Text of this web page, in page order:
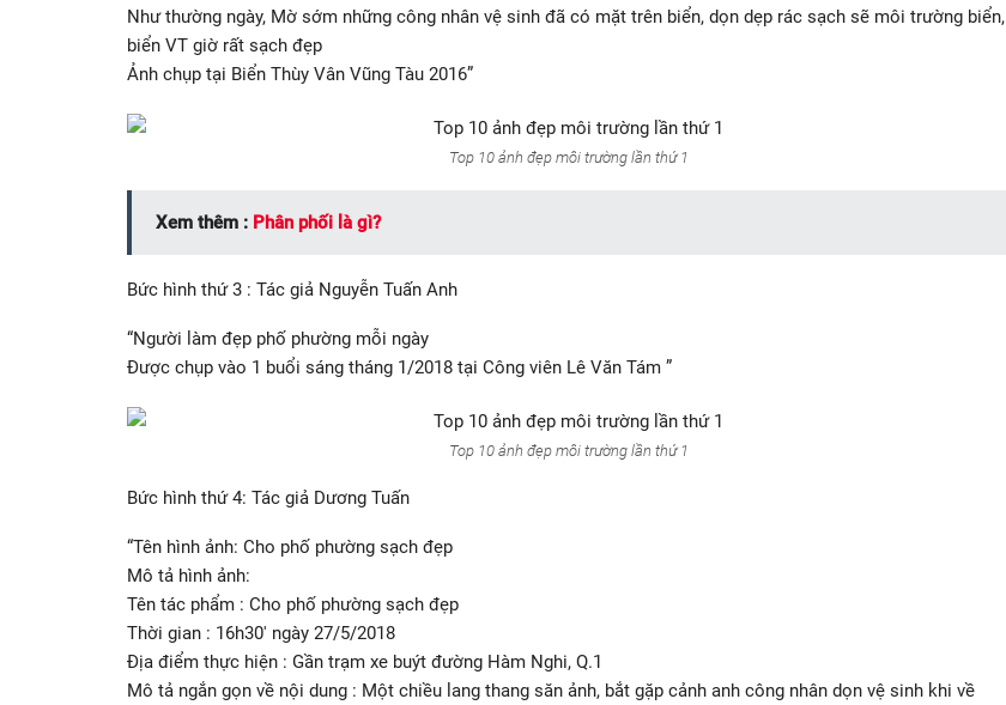
Như thường ngày, Mờ sớm những công nhân vệ sinh đã có mặt trên biển, dọn dẹp rác sạch sẽ môi trường biển,
biển VT giờ rất sạch đẹp
Ảnh chụp tại Biển Thùy Vân Vũng Tàu 2016”
Top 10 ảnh đẹp môi trường lần thứ 1
Xem thêm : Phân phối là gì?
Bức hình thứ 3 : Tác giả Nguyễn Tuấn Anh
“Người làm đẹp phố phường mỗi ngày
Được chụp vào 1 buổi sáng tháng 1/2018 tại Công viên Lê Văn Tám ”
Top 10 ảnh đẹp môi trường lần thứ 1
Bức hình thứ 4: Tác giả Dương Tuấn
“Tên hình ảnh: Cho phố phường sạch đẹp
Mô tả hình ảnh:
Tên tác phẩm : Cho phố phường sạch đẹp
Thời gian : 16h30′ ngày 27/5/2018
Địa điểm thực hiện : Gần trạm xe buýt đường Hàm Nghi, Q.1
Mô tả ngắn gọn về nội dung : Một chiều lang thang săn ảnh, bắt gặp cảnh anh công nhân dọn vệ sinh khi về